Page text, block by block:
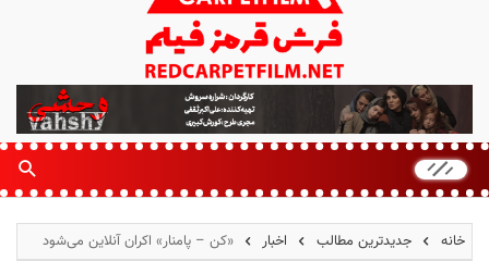
ر
ش
ر
م
ز
خانه جدیدترین مطالب اخبار «کن – پامنار» اکران آنلاین می‌شود